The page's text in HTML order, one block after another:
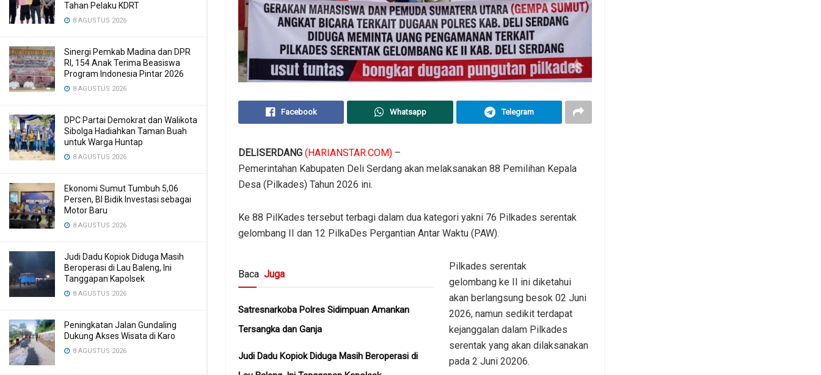
Tahan Pelaku KDRT
8 AGUSTUS 2026
Sinergi Pemkab Madina dan DPR
RI, 154 Anak Terima Beasiswa
Program Indonesia Pintar 2026
8 AGUSTUS 2026
DPC Partai Demokrat dan Walikota
Sibolga Hadiahkan Taman Buah
untuk Warga Huntap
8 AGUSTUS 2026
Ekonomi Sumut Tumbuh 5,06
Persen, BI Bidik Investasi sebagai
Motor Baru
8 AGUSTUS 2026
Judi Dadu Kopiok Diduga Masih
Beroperasi di Lau Baleng, Ini
Tanggapan Kapolsek
8 AGUSTUS 2026
Peningkatan Jalan Gundaling
Dukung Akses Wisata di Karo
8 AGUSTUS 2026
Facebook Whatsapp Telegram
DELISERDANG (HARIANSTAR.COM) –
‎Pemerintahan Kabupaten Deli Serdang akan melaksanakan 88 Pemilihan Kepala
Desa (Pilkades) Tahun 2026 ini.
Ke 88 PilKades tersebut terbagi dalam dua kategori yakni 76 Pilkades serentak
gelombang II dan 12 PilkaDes Pergantian Antar Waktu (PAW).
Baca Juga
Satresnarkoba Polres Sidimpuan Amankan
Tersangka dan Ganja
Judi Dadu Kopiok Diduga Masih Beroperasi di
‎‎Pilkades serentak
gelombang ke II ini diketahui
akan berlangsung besok 02 Juni
2026, namun sedikit terdapat
kejanggalan dalam Pilkades
serentak yang akan dilaksanakan
pada 2 Juni 20206.